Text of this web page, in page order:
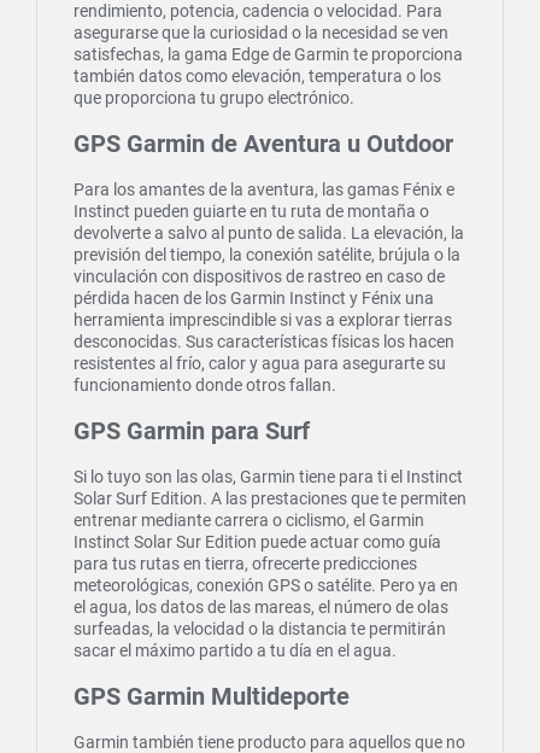
rendimiento, potencia, cadencia o velocidad. Para
asegurarse que la curiosidad o la necesidad se ven
satisfechas, la gama Edge de Garmin te proporciona
también datos como elevación, temperatura o los
que proporciona tu grupo electrónico.
GPS Garmin de Aventura u Outdoor
Para los amantes de la aventura, las gamas Fénix e
Instinct pueden guiarte en tu ruta de montaña o
devolverte a salvo al punto de salida. La elevación, la
previsión del tiempo, la conexión satélite, brújula o la
vinculación con dispositivos de rastreo en caso de
pérdida hacen de los Garmin Instinct y Fénix una
herramienta imprescindible si vas a explorar tierras
desconocidas. Sus características físicas los hacen
resistentes al frío, calor y agua para asegurarte su
funcionamiento donde otros fallan.
GPS Garmin para Surf
Si lo tuyo son las olas, Garmin tiene para ti el Instinct
Solar Surf Edition. A las prestaciones que te permiten
entrenar mediante carrera o ciclismo, el Garmin
Instinct Solar Sur Edition puede actuar como guía
para tus rutas en tierra, ofrecerte predicciones
meteorológicas, conexión GPS o satélite. Pero ya en
el agua, los datos de las mareas, el número de olas
surfeadas, la velocidad o la distancia te permitirán
sacar el máximo partido a tu día en el agua.
GPS Garmin Multideporte
Garmin también tiene producto para aquellos que no